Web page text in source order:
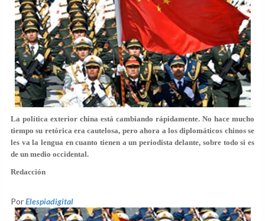
La política exterior china está cambiando rápidamente. No hace mucho
tiempo su retórica era cautelosa, pero ahora a los diplomáticos chinos se
les va la lengua en cuanto tienen a un periodista delante, sobre todo si es
de un medio occidental.
Redacción
PorElespiadigital